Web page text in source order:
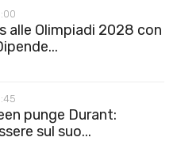
alle Olimpiadi 2028 con
punge Durant:
sul suo...